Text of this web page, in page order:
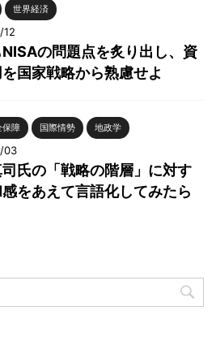
世界経済
12
NISAの問題点を炙り出し、資
国家戦略から熟慮せよ
保障 国際情勢 地政学
03
氏の「戦略の階層」に対す
をあえて言語化してみたら